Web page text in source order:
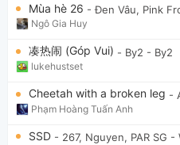
Mùa hè 26 - Đen Vâu, Pink
Ngô Gia Huy
凑热闹 (Góp Vui) - By2 - By2
lukehustset
Cheetah with a broken leg -
Phạm Hoàng Tuấn Anh
SSD - 267, Nguyen, PAR SG -